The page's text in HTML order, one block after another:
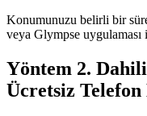
Konumunuzu belirli bir
veya Glympse
Yöntem 2.
Ücretsiz